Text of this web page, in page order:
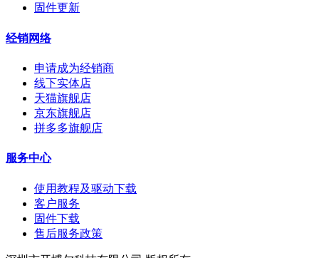
固件更新
经销网络
申请成为经销商
线下实体店
天猫旗舰店
京东旗舰店
拼多多旗舰店
服务中心
使用教程及驱动下载
客户服务
固件下载
售后服务政策